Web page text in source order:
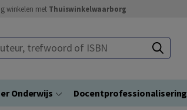
winkelen met Thuiswinkelwaarborg
trefwoord of ISBN
Onderwijs Docentprofessionalisering